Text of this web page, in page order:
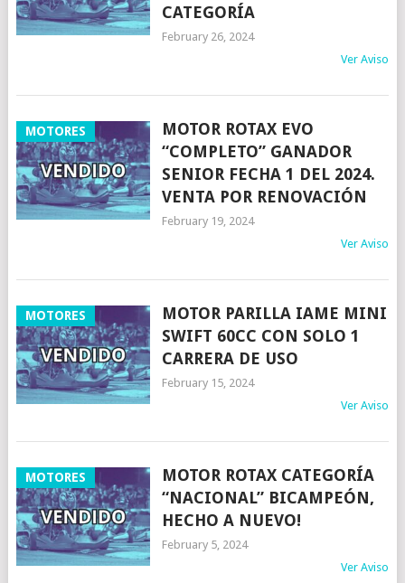
CATEGORÍA
February 26, 2024
Ver Aviso
MOTORES
MOTOR ROTAX EVO
“COMPLETO” GANADOR
SENIOR FECHA 1 DEL 2024.
VENTA POR RENOVACIÓN
February 19, 2024
Ver Aviso
MOTORES
MOTOR PARILLA IAME MINI
SWIFT 60CC CON SOLO 1
CARRERA DE USO
February 15, 2024
Ver Aviso
MOTORES
MOTOR ROTAX CATEGORÍA
“NACIONAL” BICAMPEÓN,
HECHO A NUEVO!
February 5, 2024
Ver Aviso